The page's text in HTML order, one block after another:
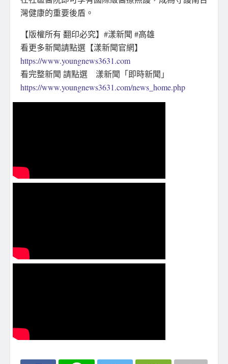
灣健康的重要後盾。
【版權所有 翻印必究】#漾新聞 #高雄
看更多新聞請點選【漾新聞官網】
https://www.youngnews3631.com
看完整新聞 請點選 漾新聞「即時新聞」
https://www.youngnews3631.com/news_home.php